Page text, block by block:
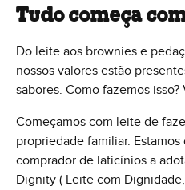
Tudo começa
Do leite aos brownies e
nossos valores estão
sabores. Como fazemos isso?
Começamos com leite de
propriedade familiar.
comprador de laticínios a
Dignity ( Leite com